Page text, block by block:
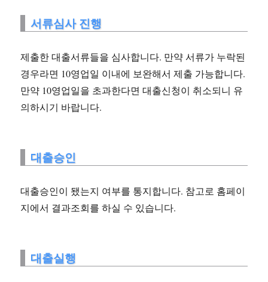
서류심사 진행
제출한 대출서류들을 심사합니다. 만약 서류가 누락된
경우라면 10영업일 이내에 보완해서 제출 가능합니다.
만약 10영업일을 초과한다면 대출신청이 취소되니 유
의하시기 바랍니다.
대출승인
대출승인이 됐는지 여부를 통지합니다. 참고로 홈페이
지에서 결과조회를 하실 수 있습니다.
대출실행